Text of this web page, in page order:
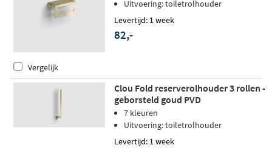
Uitvoering: toiletrolhouder
Levertijd: 1 week
82,-
Vergelijk
Clou Fold reserverolhouder 3 rollen -
geborsteld goud PVD
7 kleuren
Uitvoering: toiletrolhouder
Levertijd: 1 week